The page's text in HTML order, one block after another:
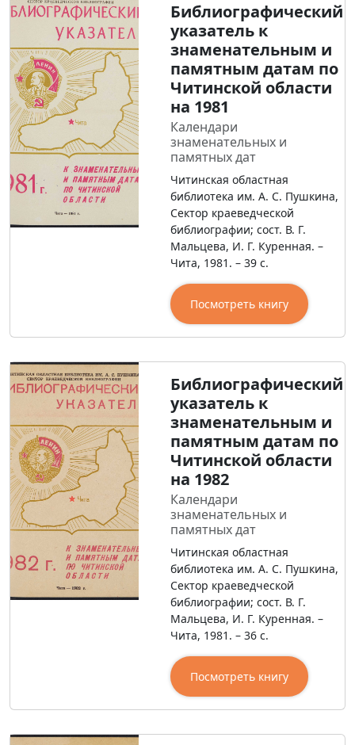
Библиографический
указатель к
знаменательным и
памятным датам по
Читинской области
на 1981
Календари
знаменательных и
памятных дат
Читинская областная
библиотека им. А. С. Пушкина,
Сектор краеведческой
библиографии; сост. В. Г.
Мальцева, И. Г. Куренная. –
Чита, 1981. – 39 с.
Посмотреть книгу
Библиографический
указатель к
знаменательным и
памятным датам по
Читинской области
на 1982
Календари
знаменательных и
памятных дат
Читинская областная
библиотека им. А. С. Пушкина,
Сектор краеведческой
библиографии; сост. В. Г.
Мальцева, И. Г. Куренная. –
Чита, 1981. – 36 с.
Посмотреть книгу